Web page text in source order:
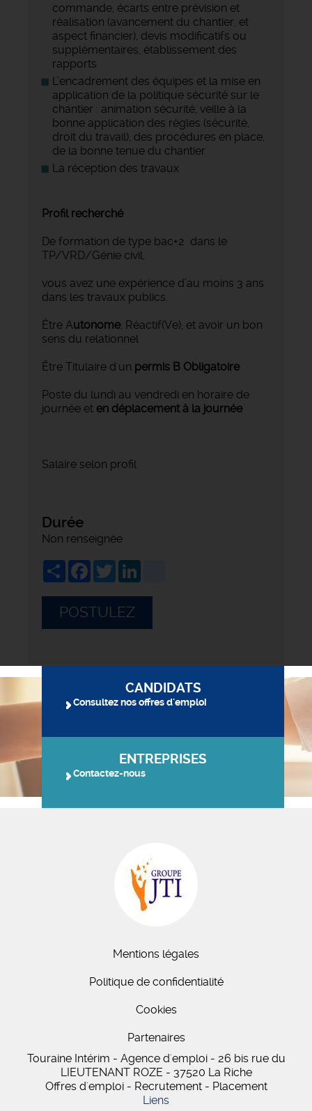
commande, écarts entre prévision et
réalisation (avancement du chantier, et
aspect financier), devis modificatifs ou
supplémentaires, établissement des
rapports
L’encadrement des équipes et la mise en
application de la politique sécurité sur le
chantier : animation sécurité, veille à la
bonne application des règles (sécurité,
droit du travail), des procédures en place,
de la bonne tenue du chantier
La réception des travaux
Profil recherché
De formation de type bac+2 dans le
TP/VRD/Génie civil,
vous avez une expérience d’au moins 3 ans
dans les travaux publics.
Être Autonome, Réactif(Ve), et avoir un bon
sens du relationnel
Être Titulaire d'un permis B Obligatoire
Poste du lundi au vendredi en horaire de
journée et en déplacement à la journée
Salaire selon profil
Durée
Non renseignée
ShareFacebook
Twitter
POSTULEZ
CANDIDATS
Consultez nos offres d'emploi
ENTREPRISES
Contactez-nous
Mentions légales
Politique de confidentialité
Cookies
Partenaires
Touraine Intérim - Agence d'emploi - 26 bisrue du
LIEUTENANT ROZE - 37520 La Riche
Offres d'emploi - Recrutement - Placement
Liens